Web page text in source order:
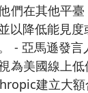
們在其他平
以降低能見
- 亞馬遜發
為美國線上
建立大